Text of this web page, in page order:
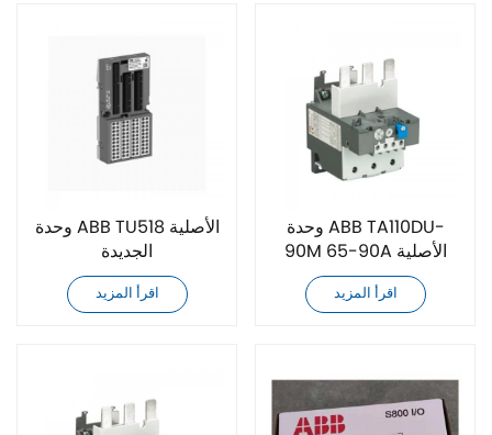
وحدة ABB TU518 الأصلية
الجديدة
اقرأ المزيد
وحدة ABB TA110DU-
90M 65-90A الأصلية
الجديدة
اقرأ المزيد